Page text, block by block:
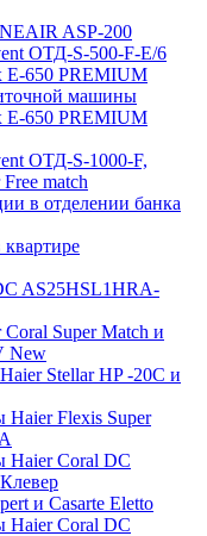
ASP-200
ОТД-S-500-F-E/6
E-650 PREMIUM
машины
E-650 PREMIUM
ОТД-S-1000-F,
match
в отделении банка
AS25HSL1HRA-
Super Match и
New
Stellar HP -20С и
Haier Flexis Super
Haier Coral DC
и Casarte Eletto
Haier Coral DC